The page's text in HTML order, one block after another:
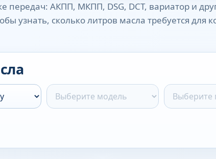
передач: АКПП, МКПП, DSG, DCT, вариатор и
узнать, сколько литров масла требуется для